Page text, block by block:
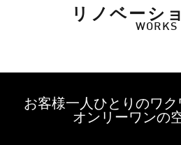
リノベーシ
WORKS
お客様一人ひとりのワク
オンリーワンの